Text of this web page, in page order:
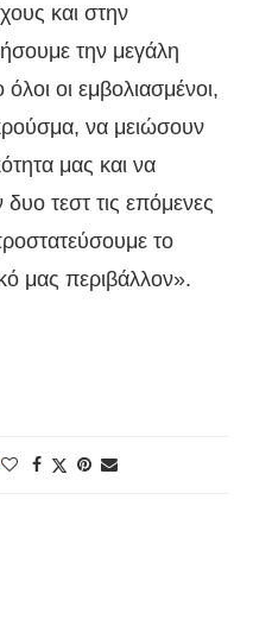
και στην
την μεγάλη
οι εμβολιασμένοι,
να μειώσουν
μας και να
τεστ τις επόμενες
το
μας περιβάλλον».